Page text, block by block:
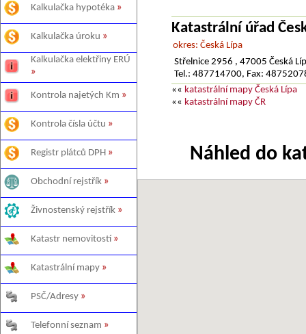
Kalkulačka hypotéka »
Kalkulačka úroku »
Kalkulačka elektřiny ERÚ
»
Kontrola najetých Km »
Kontrola čísla účtu »
Registr plátců DPH »
Obchodní rejstřík »
Živnostenský rejstřík »
Katastr nemovitostí »
Katastrální mapy »
PSČ/Adresy »
Telefonní seznam »
Katastrální úřad
okres: Česká Lípa
Střelnice 2956 , 47005 Česká
Tel.: 487714700, Fax:
«« katastrální mapy Česká Lípa
«« katastrální mapy ČR
Náhled do